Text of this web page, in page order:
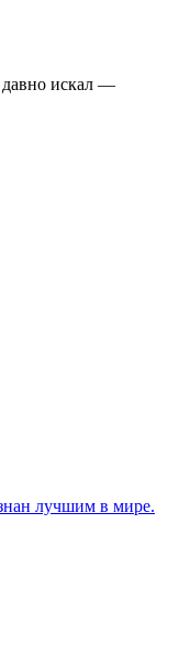
давно искал —
лучшим в мире.